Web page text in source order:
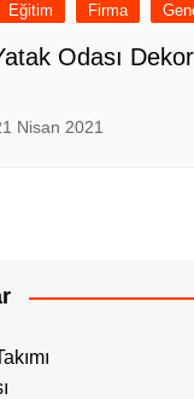
Eğitim Firma
Odası
Nisan 2021